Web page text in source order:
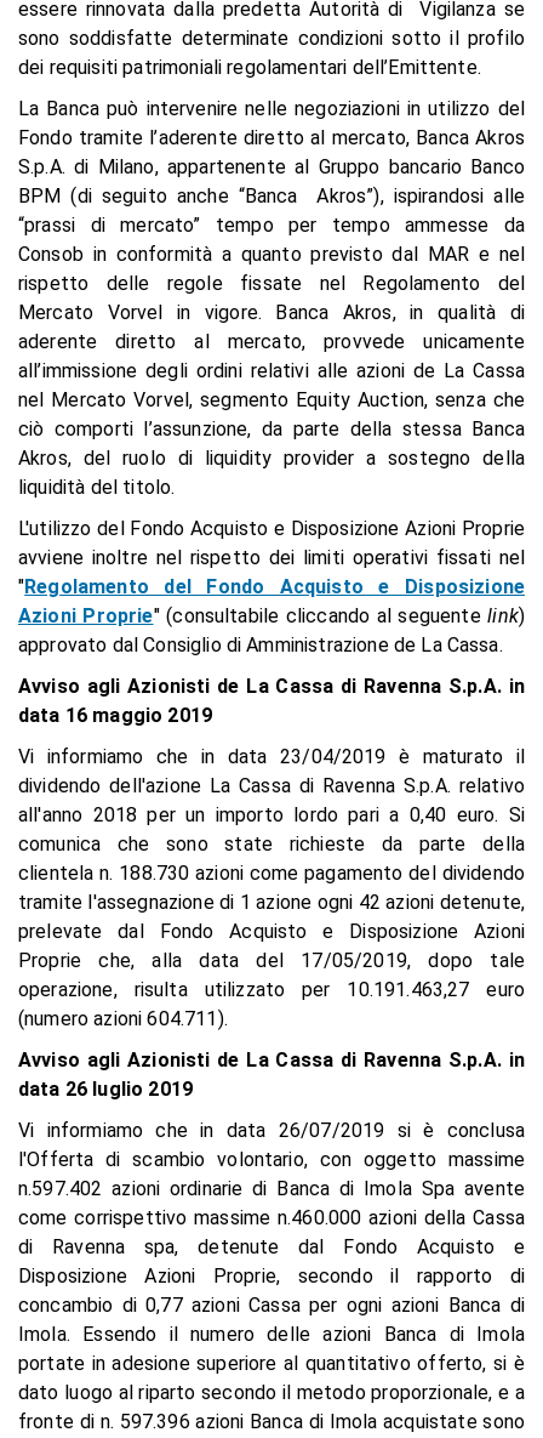
essere rinnovata dalla predetta Autorità di Vigilanza se
sono soddisfatte determinate condizioni sotto il profilo
dei requisiti patrimoniali regolamentari dell’Emittente.
La Banca può intervenire nelle negoziazioni in utilizzo del
Fondo tramite l’aderente diretto al mercato, Banca Akros
S.p.A. di Milano, appartenente al Gruppo bancario Banco
BPM (di seguito anche “Banca Akros”), ispirandosi alle
“prassi di mercato” tempo per tempo ammesse da
Consob in conformità a quanto previsto dal MAR e nel
rispetto delle regole fissate nel Regolamento del
Mercato Vorvel in vigore. Banca Akros, in qualità di
aderente diretto al mercato, provvede unicamente
all’immissione degli ordini relativi alle azioni de La Cassa
nel Mercato Vorvel, segmento Equity Auction, senza che
ciò comporti l’assunzione, da parte della stessa Banca
Akros, del ruolo di liquidity provider a sostegno della
liquidità del titolo.
L'utilizzo del Fondo Acquisto e Disposizione Azioni Proprie
avviene inoltre nel rispetto dei limiti operativi fissati nel
"Regolamento del Fondo Acquisto e Disposizione
Azioni Proprie" (consultabile cliccando al seguentelink)
approvato dal Consiglio di Amministrazione de La Cassa.
Avviso agli Azionisti de La Cassa di Ravenna S.p.A. in
data 16 maggio 2019
Vi informiamo che in data 23/04/2019 è maturato il
dividendo dell'azione La Cassa di Ravenna S.p.A. relativo
all'anno 2018 per un importo lordo pari a 0,40 euro. Si
comunica che sono state richieste da parte della
clientela n. 188.730 azioni come pagamento del dividendo
tramite l'assegnazione di 1 azione ogni 42 azioni detenute,
prelevate dal Fondo Acquisto e Disposizione Azioni
Proprie che, alla data del 17/05/2019, dopo tale
operazione, risulta utilizzato per 10.191.463,27 euro
(numero azioni 604.711).
Avviso agli Azionisti de La Cassa di Ravenna S.p.A. in
data 26 luglio 2019
Vi informiamo che in data 26/07/2019 si è conclusa
l'Offerta di scambio volontario, con oggetto massime
n.597.402 azioni ordinarie di Banca di Imola Spa avente
come corrispettivo massime n.460.000 azioni della Cassa
di Ravenna spa, detenute dal Fondo Acquisto e
Disposizione Azioni Proprie, secondo il rapporto di
concambio di 0,77 azioni Cassa per ogni azioni Banca di
Imola. Essendo il numero delle azioni Banca di Imola
portate in adesione superiore al quantitativo offerto, si è
dato luogo al riparto secondo il metodo proporzionale, e a
fronte di n. 597.396 azioni Banca di Imola acquistate sono